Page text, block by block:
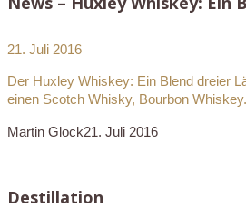
21. Juli 2016
Der Huxley Whiskey: Ein Blend dreier
einen Scotch Whisky, Bourbon
Martin Glock21. Juli 2016
Destillation